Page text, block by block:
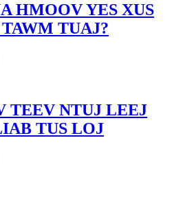
HMOOV YES XUS
TUAJ?
TEEV NTUJ LEEJ
TUS LOJ